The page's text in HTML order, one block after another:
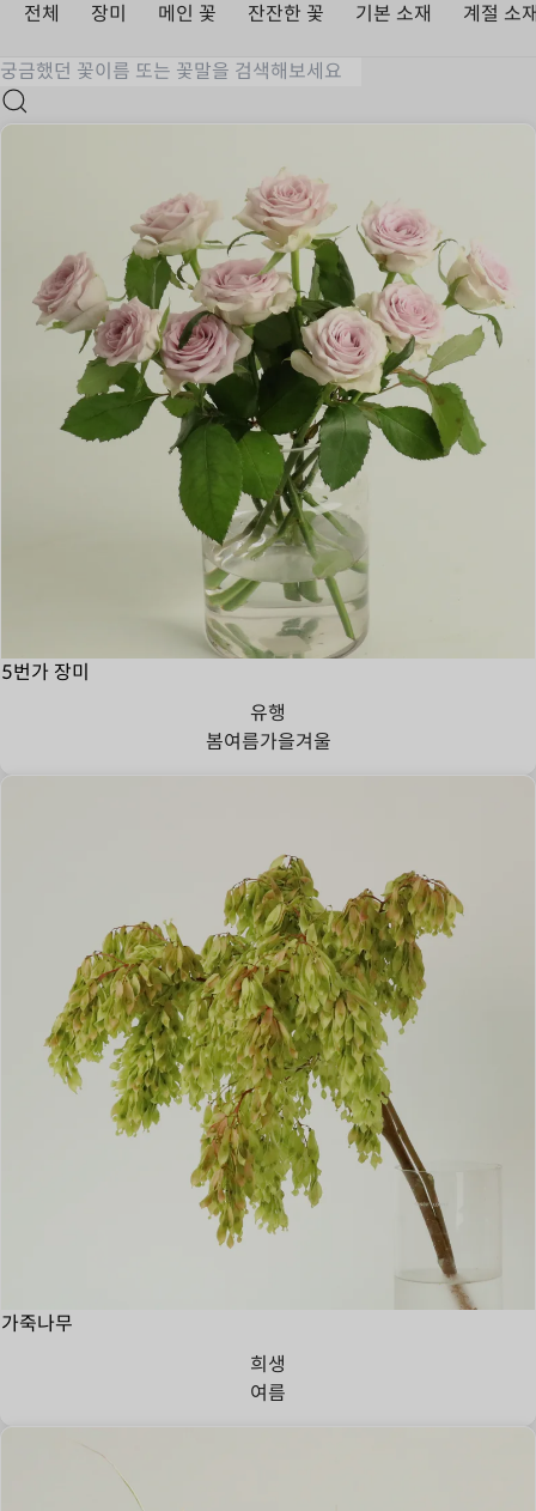
전체 장미 메인 꽃 잔잔한 꽃 기본 소재 계절 소
5번가 장미
유행
봄여름가을겨울
가죽나무
희생
여름